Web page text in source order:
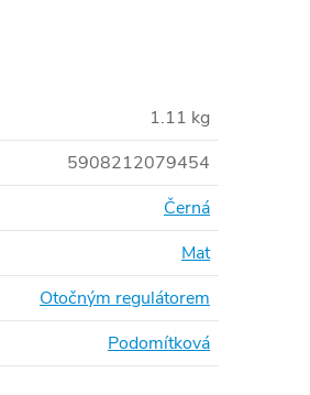
1.11 kg
5908212079454
Černá
Mat
Otočným regulátorem
Podomítková